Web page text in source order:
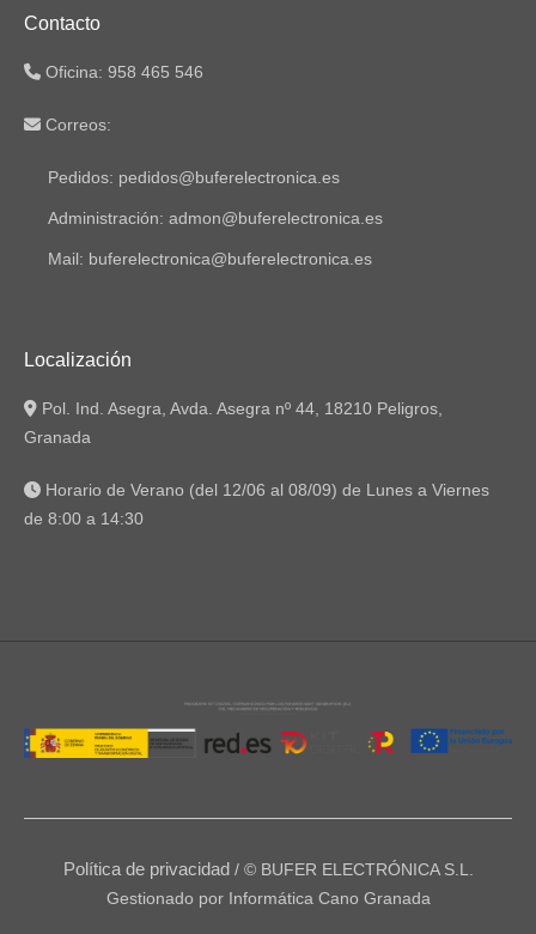
Contacto
Oficina: 958 465 546
Correos:
Pedidos: pedidos@buferelectronica.es
Administración: admon@buferelectronica.es
Mail: buferelectronica@buferelectronica.es
Localización
Pol. Ind. Asegra, Avda. Asegra nº 44, 18210 Peligros,
Granada
Horario de Verano (del 12/06 al 08/09) de Lunes a Viernes
de 8:00 a 14:30
Política de privacidad / © BUFER ELECTRÓNICA S.L.
Gestionado por Informática Cano Granada